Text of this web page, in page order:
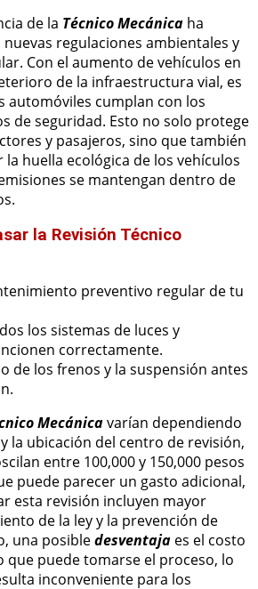
de la Técnico Mecánica ha
regulaciones ambientales y
Con el aumento de vehículos en
de la infraestructura vial, es
automóviles cumplan con los
de seguridad. Esto no solo protege
y pasajeros, sino que también
huella ecológica de los vehículos
se mantengan dentro de
la Revisión Técnico
preventivo regular de tu
los sistemas de luces y
correctamente.
de los frenos y la suspensión antes
Mecánicavarían dependiendo
la ubicación del centro de revisión,
entre 100,000 y 150,000 pesos
puede parecer un gasto adicional,
esta revisión incluyen mayor
de la ley y la prevención de
una posibledesventaja es el costo
que puede tomarse el proceso, lo
inconveniente para los